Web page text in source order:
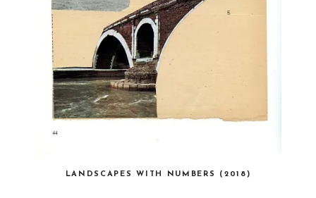
LANDSCAPES WITH NUMBERS (2018)